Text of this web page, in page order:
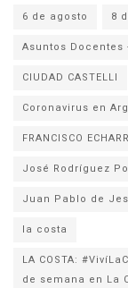
6 de agosto
8
Asuntos
CIUDAD CASTELLI
Coronavirus en
FRANCISCO
José Rodríguez
la costa
LA COSTA:
de semana en La